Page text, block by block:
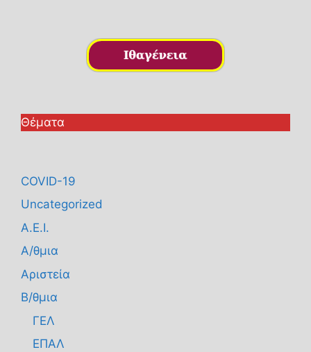
Θέματα
COVID-19
Uncategorized
Α.Ε.Ι.
Α/θμια
Αριστεία
Β/θμια
ΓΕΛ
ΕΠΑΛ